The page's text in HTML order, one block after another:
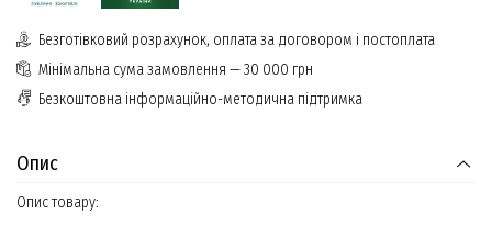
Безготівковий розрахунок, оплата за договором і постоплата
Мінімальна сума замовлення — 30 000 грн
Безкоштовна інформаційно-методична підтримка
Опис
Опис товару: